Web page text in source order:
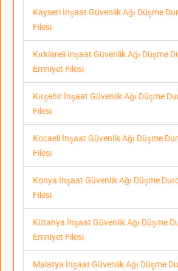
Kayseri İnşaat Güvenlik Ağı Düşme
Filesi
Kırklareli İnşaat Güvenlik Ağı Düşme
Emniyet Filesi
Kırşehir İnşaat Güvenlik Ağı Düşme
Filesi
Kocaeli İnşaat Güvenlik Ağı Düşme
Filesi
Konya İnşaat Güvenlik Ağı Düşme
Filesi
Kütahya İnşaat Güvenlik Ağı Düşme
Emniyet Filesi
Malatya İnşaat Güvenlik Ağı Düşme